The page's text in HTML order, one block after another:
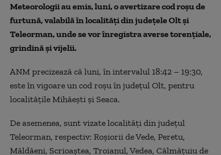
Meteorologii au emis, luni, o avertizare cod roşu de
furtună, valabilă în localităţi din judeţele Olt şi
Teleorman, unde se vor înregistra averse torenţiale,
grindină şi vijelii.
ANM precizează că luni, în intervalul 18:42 – 19:30,
este în vigoare un cod roșu în județul Olt, pentru
localitățile Mihăești și Seaca.
De asemenea, sunt vizate localităţi din judeţul
Teleorman, respectiv: Roşiorii de Vede, Peretu,
Măldăeni, Scrioaştea, Troianul, Vedea, Călmăţuiu de